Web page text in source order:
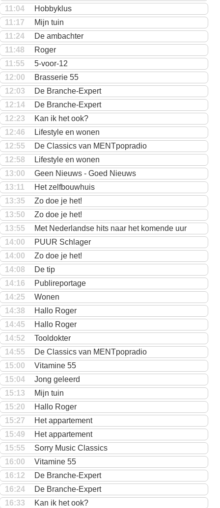
11:04
Hobbyklus
11:17
Mijn tuin
11:24
De ambachter
11:48
Roger
11:55
5-voor-12
12:00
Brasserie 55
12:03
De Branche-Expert
12:14
De Branche-Expert
12:23
Kan ik het ook?
12:46
Lifestyle en wonen
12:55
De Classics van MENTpopradio
12:58
Lifestyle en wonen
13:00
Geen Nieuws - Goed Nieuws
13:11
Het zelfbouwhuis
13:35
Zo doe je het!
13:50
Zo doe je het!
13:55
Met Nederlandse hits naar het komende uur
14:00
PUUR Schlager
14:00
Zo doe je het!
14:08
De tip
14:16
Publireportage
14:25
Wonen
14:38
Hallo Roger
14:45
Hallo Roger
14:52
Tooldokter
14:55
De Classics van MENTpopradio
15:00
Vitamine 55
15:04
Jong geleerd
15:13
Mijn tuin
15:20
Hallo Roger
15:27
Het appartement
15:49
Het appartement
15:55
Sorry Music Classics
16:00
Vitamine 55
16:12
De Branche-Expert
16:24
De Branche-Expert
16:33
Kan ik het ook?